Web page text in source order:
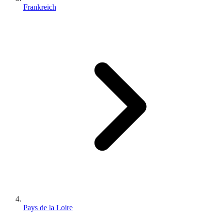
Frankreich
Pays de la Loire